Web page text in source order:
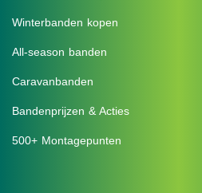
Winterbanden kopen
All-season banden
Caravanbanden
Bandenprijzen & Acties
500+ Montagepunten